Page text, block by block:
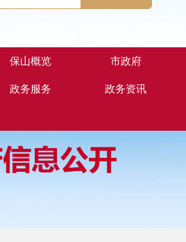
保山概览 市政府
政务服务 政务资讯